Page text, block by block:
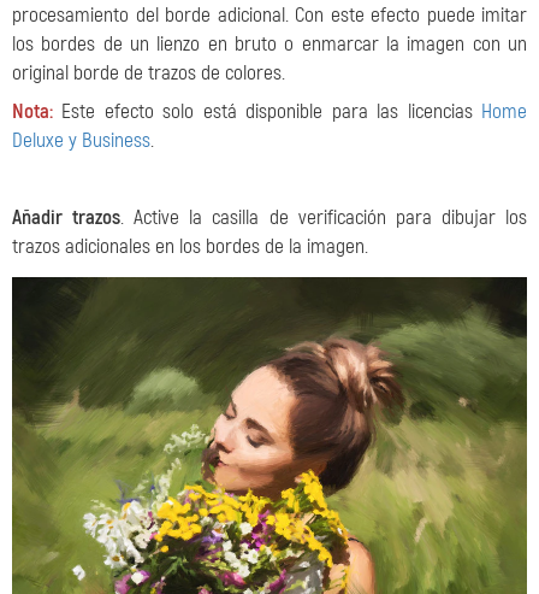
procesamiento del borde adicional. Con este efecto puede imitar
los bordes de un lienzo en bruto o enmarcar la imagen con un
original borde de trazos de colores.
Nota: Este efecto solo está disponible para las licencias Home
Deluxe y Business.
Añadir trazos. Active la casilla de verificación para dibujar los
trazos adicionales en los bordes de la imagen.